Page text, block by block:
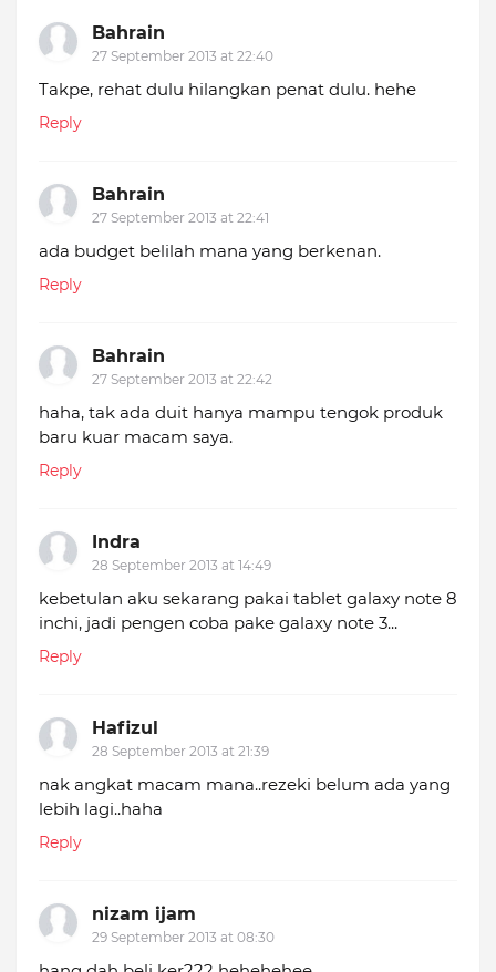
Bahrain
27 September 2013 at 22:40
Takpe, rehat dulu hilangkan penat dulu. hehe
Reply
Bahrain
27 September 2013 at 22:41
ada budget belilah mana yang berkenan.
Reply
Bahrain
27 September 2013 at 22:42
haha, tak ada duit hanya mampu tengok produk
baru kuar macam saya.
Reply
Indra
28 September 2013 at 14:49
kebetulan aku sekarang pakai tablet galaxy note 8
inchi, jadi pengen coba pake galaxy note 3...
Reply
Hafizul
28 September 2013 at 21:39
nak angkat macam mana..rezeki belum ada yang
lebih lagi..haha
Reply
nizam ijam
29 September 2013 at 08:30